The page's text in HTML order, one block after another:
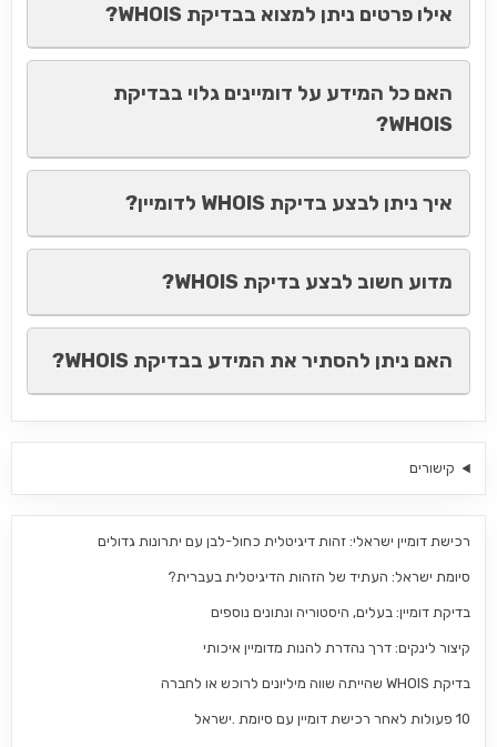
אילו פרטים ניתן למצוא בבדיקת WHOIS?
האם כל המידע על דומיינים גלוי בבדיקת
WHOIS?
איך ניתן לבצע בדיקת WHOIS לדומיין?
מדוע חשוב לבצע בדיקת WHOIS?
האם ניתן להסתיר את המידע בבדיקת WHOIS?
קישורים
רכישת דומיין ישראלי: זהות דיגיטלית כחול-לבן עם יתרונות גדולים
סיומת ישראל: העתיד של הזהות הדיגיטלית בעברית?
בדיקת דומיין: בעלים, היסטוריה ונתונים נוספים
קיצור לינקים: דרך נהדרת להנות מדומיין איכותי
בדיקת WHOIS שהייתה שווה מיליונים לרוכש או לחברה
10 פעולות לאחר רכישת דומיין עם סיומת .ישראל